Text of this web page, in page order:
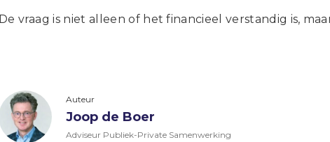
De vraag is niet alleen of het financieel verstandig is,
Auteur
Joop de Boer
Adviseur Publiek-Private Samenwerking